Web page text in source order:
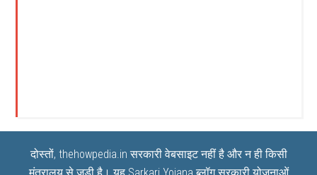
दोस्तों, thehowpedia.in सरकारी वेबसाइट नहीं है और न ही किसी